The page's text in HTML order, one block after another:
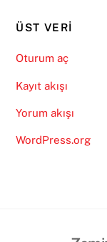
ÜST VERI
Oturum aç
Kayıt akışı
Yorum akışı
WordPress.org